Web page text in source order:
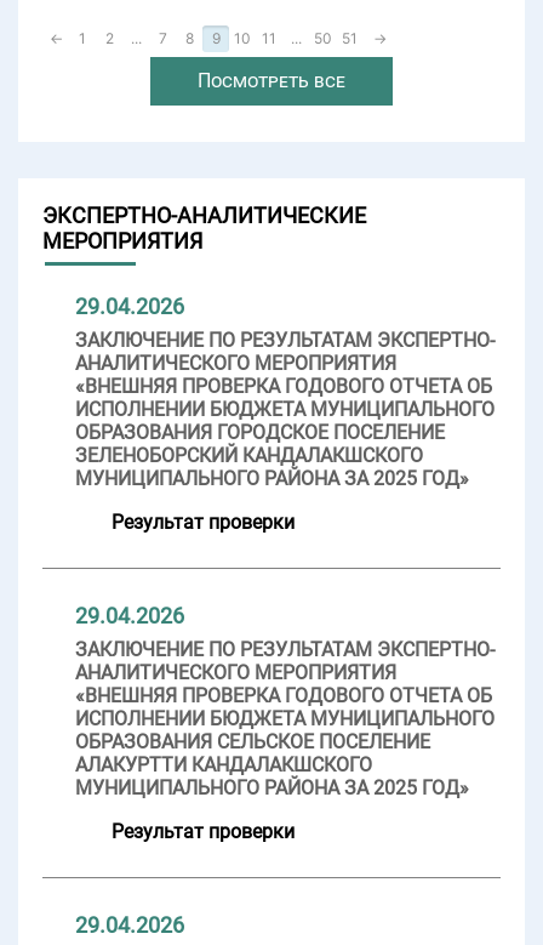
← 1 2 ... 7 8 9 10 11 ... 50 51 →
Посмотреть все
ЭКСПЕРТНО-АНАЛИТИЧЕСКИЕ
МЕРОПРИЯТИЯ
29.04.2026
ЗАКЛЮЧЕНИЕ ПО РЕЗУЛЬТАТАМ ЭКСПЕРТНО-
АНАЛИТИЧЕСКОГО МЕРОПРИЯТИЯ
«ВНЕШНЯЯ ПРОВЕРКА ГОДОВОГО ОТЧЕТА ОБ
ИСПОЛНЕНИИ БЮДЖЕТА МУНИЦИПАЛЬНОГО
ОБРАЗОВАНИЯ ГОРОДСКОЕ ПОСЕЛЕНИЕ
ЗЕЛЕНОБОРСКИЙ КАНДАЛАКШСКОГО
МУНИЦИПАЛЬНОГО РАЙОНА ЗА 2025 ГОД»
Результат проверки
29.04.2026
ЗАКЛЮЧЕНИЕ ПО РЕЗУЛЬТАТАМ ЭКСПЕРТНО-
АНАЛИТИЧЕСКОГО МЕРОПРИЯТИЯ
«ВНЕШНЯЯ ПРОВЕРКА ГОДОВОГО ОТЧЕТА ОБ
ИСПОЛНЕНИИ БЮДЖЕТА МУНИЦИПАЛЬНОГО
ОБРАЗОВАНИЯ СЕЛЬСКОЕ ПОСЕЛЕНИЕ
АЛАКУРТТИ КАНДАЛАКШСКОГО
МУНИЦИПАЛЬНОГО РАЙОНА ЗА 2025 ГОД»
Результат проверки
29.04.2026